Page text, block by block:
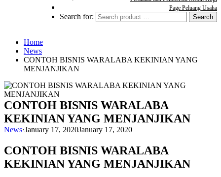
Page Peluang Usaha
Search for:
Home
News
CONTOH BISNIS WARALABA KEKINIAN YANG
MENJANJIKAN
CONTOH BISNIS WARALABA
KEKINIAN YANG MENJANJIKAN
News·January 17, 2020January 17, 2020
CONTOH BISNIS WARALABA
KEKINIAN YANG MENJANJIKAN